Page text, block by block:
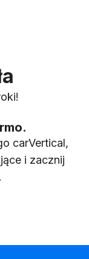
carVertical,
i zacznij